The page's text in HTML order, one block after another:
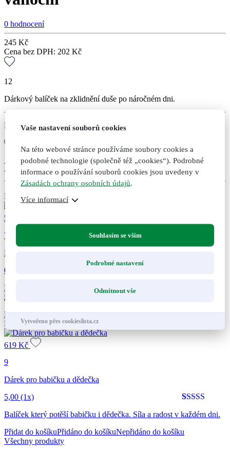
0 hodnocení
245 Kč
Cena bez DPH: 202 Kč
12
Dárkový balíček na zklidnění duše po náročném dni.
Není skladem
Informujte mě
Doporučené kombinace
Dárek
599
73
Balíček PRO NI a PRO NĚJ
0 hodnocení
Ideální kombinace pro páry, zažehnou vášeň a zintenzivní intimní
život. Výhodná cena.
Přidat do košíku
Dárek
619 Kč
9
Dárek pro babičku a dědečka
z 5 na
hodnocení
5,00 (1x)
Balíček který potěší babičku i dědečka. Síla a radost v každém dni.
Přidat do košíkuPřidáno do košíkuNepřidáno do košíku
Všechny produkty
Vaše nastavení souborů cookies
Na této webové stránce používáme soubory cookies a
podobné technologie (společně též „cookies“). Podrobné
informace o používání souborů cookies jsou uvedeny v
Zásadách ochrany osobních údajů.
Více informací
Souhlasím se vším
Podrobné nastavení
Odmítnout vše
Vytvořeno přes cookieslista.cz